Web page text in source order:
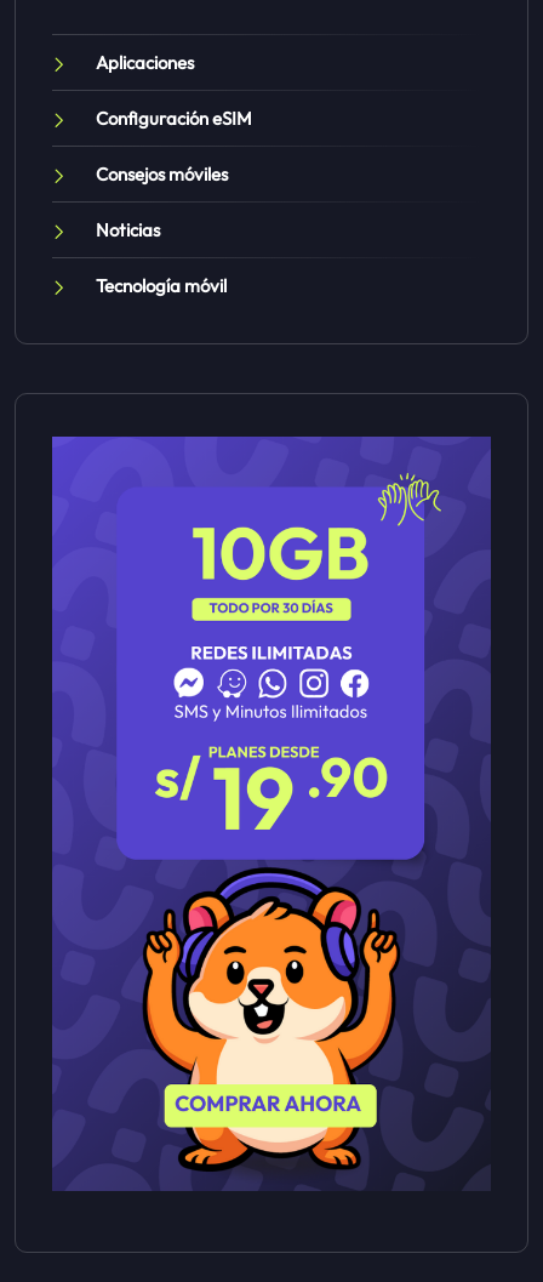
Aplicaciones
Configuración eSIM
Consejos móviles
Noticias
Tecnología móvil